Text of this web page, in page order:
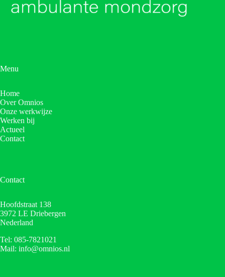
Menu
Home
Over Omnios
Onze werkwijze
Werken bij
Actueel
Contact
Contact
Hoofdstraat 138
3972 LE Driebergen
Nederland
Tel: 085-7821021
Mail: info@omnios.nl